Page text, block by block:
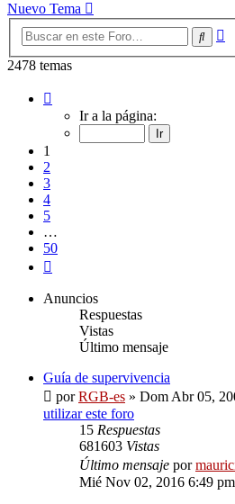
Nuevo Tema
Buscar
2478 temas
Ir a la página:
1
2
3
4
5
…
50
Anuncios
Respuestas
Vistas
Último mensaje
Guía de supervivencia
porRGB-es » Dom Abr 05,
utilizar este foro
15 Respuestas
681603 Vistas
Último mensaje por
Mié Nov 02, 2016 6:49 pm